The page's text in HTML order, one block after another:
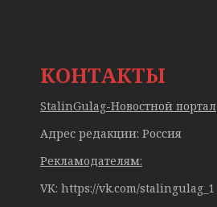
КОНТАКТЫ
StalinGulag-Новостной портал
Адрес редакции: Россия
Рекламодателям:
VK: https://vk.com/stalingulag_1